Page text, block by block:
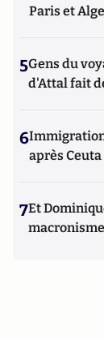
Paris et
5Gens du
d'Attal fait
6
après Ceuta
7Et
macronisme